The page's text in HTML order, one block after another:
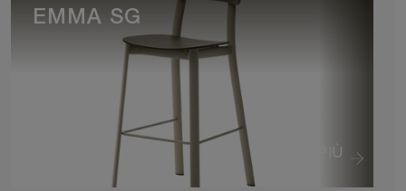
VEDI DI PIÙ
EMMA SG